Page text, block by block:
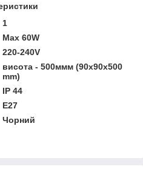
1
Max 60W
220-240V
висота - 500ммм (90x90x500
mm)
IP 44
E27
Чорний